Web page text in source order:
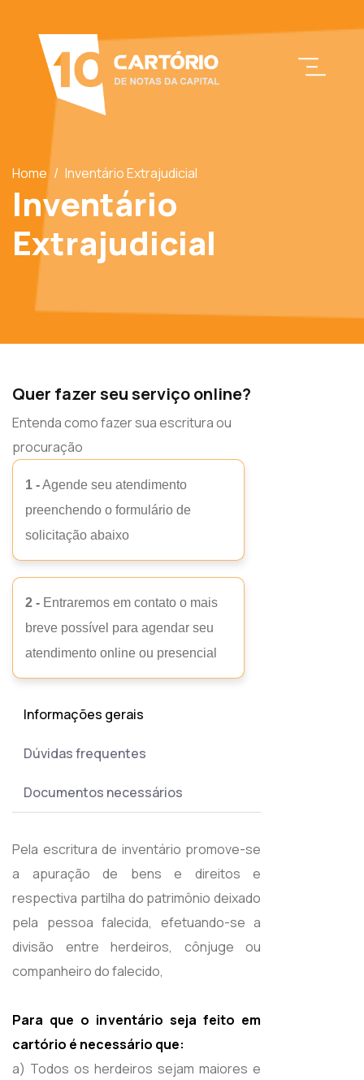
Home / Inventário Extrajudicial
Inventário
Extrajudicial
Quer fazer seu serviço online?
Entenda como fazer sua escritura ou
procuração
1 -Agende seu atendimento
preenchendo o formulário de
solicitação abaixo
2 - Entraremos em contato o mais
breve possível para agendar seu
atendimento online ou presencial
Informações gerais
Dúvidas frequentes
Documentos necessários
Pela escritura de inventário promove-se
a apuração de bens e direitos e
respectiva partilha do patrimônio deixado
pela pessoa falecida, efetuando-se a
divisão entre herdeiros, cônjuge ou
companheiro do falecido,
Para que o inventário seja feito em
cartório é necessário que:
a) Todos os herdeiros sejam maiores e